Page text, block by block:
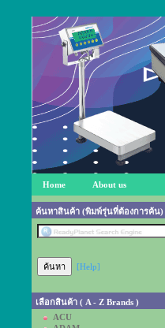
Home About us
ค้นหาสินค้า (พิมพ์รุ่นที่ต้องการค้น)
[Help]
เลือกสินค้า ( A - Z Brands )
ACU